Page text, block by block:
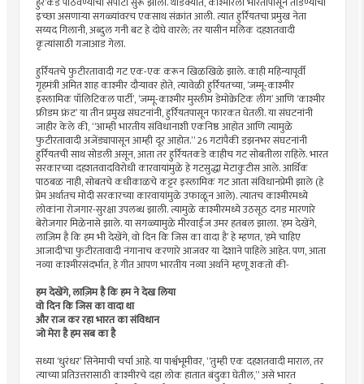
इच्छा असणार्‍या सगळ्यांवरच एकसाथ संक्रांत आली. त्यात हुर्रियतचा प्रमुख नेता
सय्यद गिलानी, अब्दुल गनी बट हे दोघे वारले; तर यासीन मलिक दहशतवादी
कृत्यांसाठी गजाआड गेला.
हुर्रियतचे फुटीरतावादी गट एक-एक करून खिळखिळे झाले. काही महिन्यापूर्वी
गृहमंत्री अमित शाह काश्मीर दौर्‍यावर होते, त्यावेळी हुर्रियतच्या, ‘जम्मू-काश्मीर
इस्लामिक पॉलिटिकल पार्टी’, ‘जम्मू-काश्मीर मुस्लीम डेमोक्रेटिक लीग’ आणि ‘काश्मीर
फ्रीडम फ्रंट’ या तीन प्रमुख संघटनांनी, हुर्रियतपासून फारकत घेतली. या संघटनांनी
जाहीर केले की, “आम्ही भारतीय संविधानाशी एकनिष्ठ आहोत आणि त्यामुळे
फुटीरतावादी अजेंड्यापासून आम्ही दूर आहोत.” 26 गटांपैकी डझनभर संघटनांनी
हुर्रियतची साथ सोडली असून, आता तर हुर्रियतकडे काहीच गट सोबतीला राहिले. भारत
सरकारच्या दहशतवादविरोधी कारवायांमुळे हे गटसुद्धा मेटाकुटीस आले. आर्थिक
पाठबळ नाही, सोबतचे कधीकाळचे कट्टर इस्लामिक गट आता संविधानप्रेमी झाले (हे
प्रेम अर्थातच मोदी सरकारच्या कारवायांमुळे उफाळून आले). त्यातच काश्मीरमध्ये
लोकांना रोजगार-सुरक्षा उपलब्ध झाली. त्यामुळे काश्मीरमध्ये उठसूठ दगड मारणारे
बेरोजगार मिळेनासे झाले. या सगळ्यामुळे मीरवाईज उमर हतबल झाला. ‘हम देखेंगे,
लाज़िम है कि हम भी देखेंगे, वो दिन कि जिस का वादा है’ हे म्हणत, ‘हमे चाहिए
आजादी’चा फुटीरतावादी नंगानाच करणारे आजवर या देशाने पाहिले आहेत. पण, आता
नव्या काश्मीरसंदर्भात, हे गीत आपण भारतीय नव्या अर्थाने म्हणू शकतो की-
हम देखेंगे, लाज़िम है कि हम ने देख लिया
वो दिन कि जिस का वादा था
और राज कर रहा भारत का संविधान
जो मेरा है हम सब का है
सध्या ‘धुरंधर’ सिनेमाची चर्चा आहे. या पार्श्वभूमीवर, “तुम्ही एक दहशतवादी माराल, तर
त्याच्या प्रतिउत्तरासाठी काश्मीरचे दहा लोक हातात बंदुका घेतील,” असे भारत